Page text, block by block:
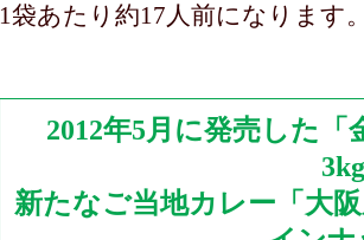
1袋あたり約17人前になります
2012年5月に発売した
新たなご当地カレー「大